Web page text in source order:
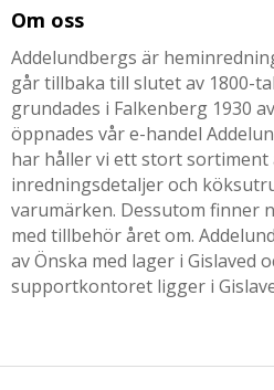
Om oss
Addelundbergs är
går tillbaka till slutet av 1800-
grundades i Falkenberg 1930
öppnades vår e-handel
har håller vi ett stort sortiment
inredningsdetaljer och
varumärken. Dessutom finner
med tillbehör året om.
av Önska med lager i Gislaved
supportkontoret ligger i